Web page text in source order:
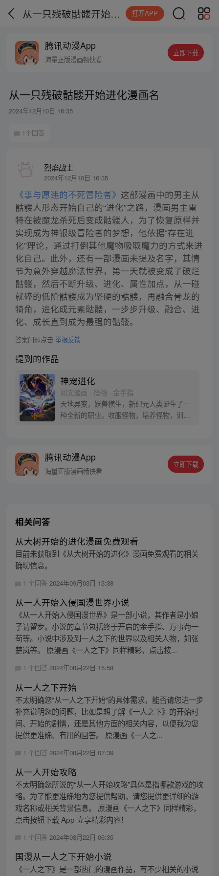
从一只残破骷髅开始进化漫画名 打开APP
腾讯动漫App
海量正版漫画畅快看
立即下载
从一只残破骷髅开始进化漫画名
2024年12月10日 16:35
1个回答
烈焰战士
2024年12月10日 16:35
《事与愿违的不死冒险者》 这部漫画中的男主从
骷髅人形态开始自己的“进化”之路，漫画男主雷
特在被魔龙杀死后变成骷髅人，为了恢复原样并
实现成为神银级冒险者的梦想，他依据“存在进
化”理论，通过打倒其他魔物吸取魔力的方式来进
化自己。此外，还有一部漫画未提及名字，其情
节为意外穿越魔法世界，第一天就被变成了破烂
骷髅，然后不断升级、进化、属性加点，从一碰
就碎的低阶骷髅成为坚硬的骷髅，再融合骨龙的
犄角，进化成元素骷髅，一步步升级、融合、进
化、成长直到成为最强的骷髅。
答案问题点击 举报反馈
提到的作品
神宠进化
阅文漫画 · 怪物 · 金手指
天地异变，妖兽横生，新纪元人类诞生了一
种全新的职业。收服怪物，培养怪物，训练
只翱翔九天的真龙。 每周三、六更新
腾讯动漫App
海量正版漫画畅快看
立即下载
相关问答
从大树开始的进化漫画免费观看
目前未获取到《从大树开始的进化》漫画免费观看的相关
确切信息。
1 个回答 2024年09月03日 13:38
从一人开始入侵国漫世界小说
《从一人开始入侵国漫世界》是一部小说，其作者是小娘
子请留步。小说的章节包括终于开启的金手指、万事苟一
苟等。小说中涉及到一人之下的世界以及相关人物，如张
楚岚等。 原漫画《一人之下》同样精彩，点击按...
1 个回答 2024年08月22日 15:58
从一人之下开始
不太明确您“从一人之下开始”的具体需求，能否请您进一步
补充说明您的问题，比如是想了解《一人之下》的开始时
间、开始的剧情，还是其他方面的相关内容，以便我为您
提供更准确、有用的回答。 原漫画《一人之...
1 个回答 2024年08月22日 07:39
从一人开始攻略
不太明确您所说的“从一人开始攻略”具体是指哪款游戏的攻
略。为了能更准确地为您提供帮助，请您提供更详细的游
戏名称或相关背景信息。 原漫画《一人之下》同样精彩，
点击按钮下载 App 立享精彩内容！
1 个回答 2024年08月22日 06:35
国漫从一人之下开始小说
《一人之下》是一部热门的漫画作品，有不少相关的小说